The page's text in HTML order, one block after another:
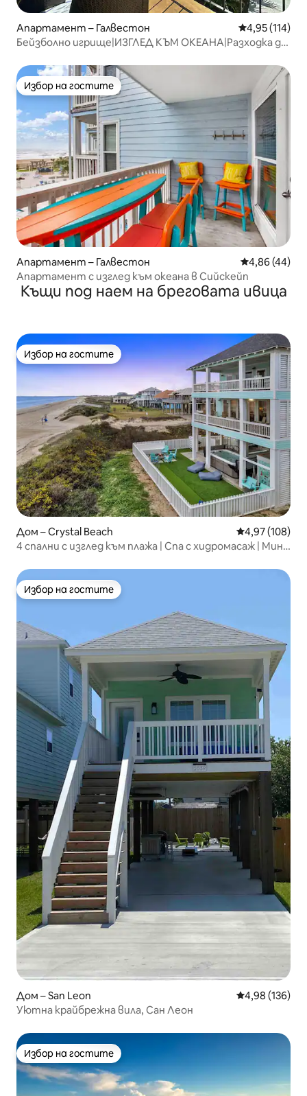
Апартамент – Галвестон Средна
4,95 (114)
Бейзболно игрище|ИЗГЛЕД КЪМ ОКЕАНА|Разходка до
Избор на гостите
Избор на гостите
Апартамент – Галвестон Средна
4,86 (44)
Апартамент с изглед към океана в Сийскейп
Къщи под наем на бреговата ивица
Избор на гостите
Избор на гостите
Дом – Crystal Beach Средна
4,97 (108)
4 спални с изглед към плажа | Спа с хидромасаж | Мини
Избор на гостите
Избор на гостите
Дом – San Leon Средна
4,98 (136)
Уютна крайбрежна вила, Сан Леон
Избор на гостите
Избор на гостите